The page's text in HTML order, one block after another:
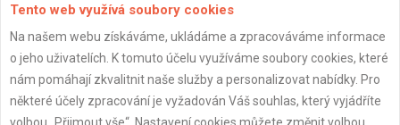
Tento web využívá soubory cookies
Na našem webu získáváme, ukládáme a zpracováváme informace
o jeho uživatelích. K tomuto účelu využíváme soubory cookies, které
nám pomáhají zkvalitnit naše služby a personalizovat nabídky. Pro
některé účely zpracování je vyžadován Váš souhlas, který vyjádříte
volbou „Přijmout vše“. Nastavení cookies můžete změnit volbou